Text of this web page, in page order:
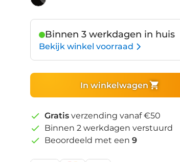
Binnen 3 werkdagen in huis
Bekijk winkel voorraad
In winkelwagen
Gratis verzending vanaf €50
Binnen 2 werkdagen verstuurd
Beoordeeld met een 9